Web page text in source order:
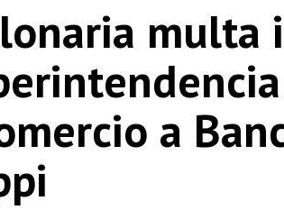
multa
a